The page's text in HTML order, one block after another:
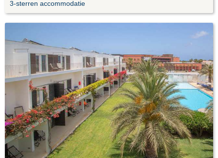
3-sterren accommodatie